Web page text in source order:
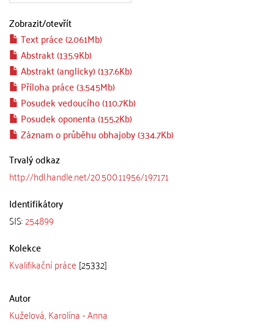
Zobrazit/otevřít
Text práce (2.061Mb)
Abstrakt (135.9Kb)
Abstrakt (anglicky) (137.6Kb)
Příloha práce (3.545Mb)
Posudek vedoucího (110.7Kb)
Posudek oponenta (155.2Kb)
Záznam o průběhu obhajoby (334.7Kb)
Trvalý odkaz
http://hdl.handle.net/20.500.11956/197171
Identifikátory
SIS:254899
Kolekce
Kvalifikační práce [25332]
Autor
Kuželová, Karolína - Anna